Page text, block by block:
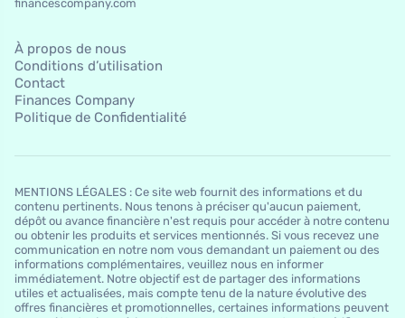
financescompany.com
À propos de nous
Conditions d’utilisation
Contact
Finances Company
Politique de Confidentialité
MENTIONS LÉGALES : Ce site web fournit des informations et du
contenu pertinents. Nous tenons à préciser qu'aucun paiement,
dépôt ou avance financière n'est requis pour accéder à notre contenu
ou obtenir les produits et services mentionnés. Si vous recevez une
communication en notre nom vous demandant un paiement ou des
informations complémentaires, veuillez nous en informer
immédiatement. Notre objectif est de partager des informations
utiles et actualisées, mais compte tenu de la nature évolutive des
offres financières et promotionnelles, certaines informations peuvent